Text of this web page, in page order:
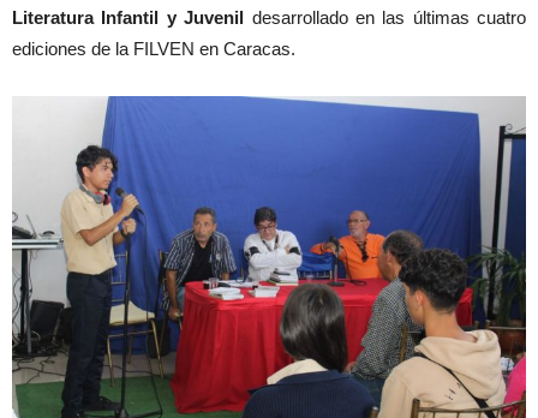
Literatura Infantil y Juvenil desarrollado en las últimas cuatro
ediciones de la FILVEN en Caracas.